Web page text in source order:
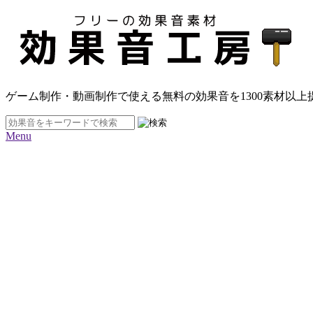
ゲーム制作・動画制作で使える無料の効果音を1300素材以上
Menu